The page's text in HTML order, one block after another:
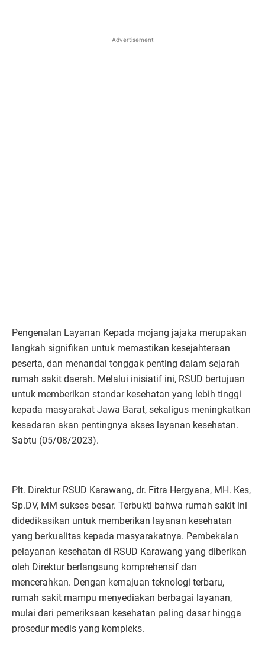
Advertisement
Pengenalan Layanan Kepada mojang jajaka merupakan
langkah signifikan untuk memastikan kesejahteraan
peserta, dan menandai tonggak penting dalam sejarah
rumah sakit daerah. Melalui inisiatif ini, RSUD bertujuan
untuk memberikan standar kesehatan yang lebih tinggi
kepada masyarakat Jawa Barat, sekaligus meningkatkan
kesadaran akan pentingnya akses layanan kesehatan.
Sabtu (05/08/2023).
Plt. Direktur RSUD Karawang, dr. Fitra Hergyana, MH. Kes,
Sp.DV, MM sukses besar. Terbukti bahwa rumah sakit ini
didedikasikan untuk memberikan layanan kesehatan
yang berkualitas kepada masyarakatnya. Pembekalan
pelayanan kesehatan di RSUD Karawang yang diberikan
oleh Direktur berlangsung komprehensif dan
mencerahkan. Dengan kemajuan teknologi terbaru,
rumah sakit mampu menyediakan berbagai layanan,
mulai dari pemeriksaan kesehatan paling dasar hingga
prosedur medis yang kompleks.